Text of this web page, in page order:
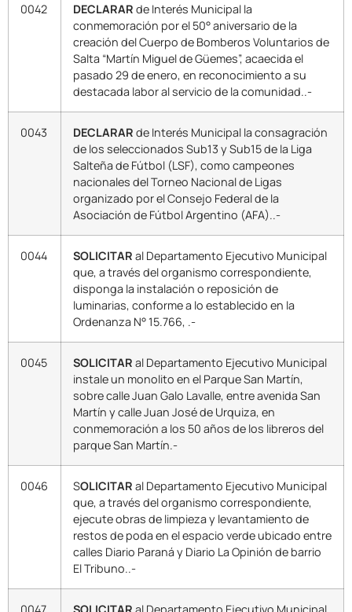
0042 DECLARAR de Interés Municipal la
conmemoración por el 50° aniversario de la
creación del Cuerpo de Bomberos Voluntarios de
Salta “Martín Miguel de Güemes”, acaecida el
pasado 29 de enero, en reconocimiento a su
destacada labor al servicio de la comunidad..-
0043 DECLARAR de Interés Municipal la consagración
de los seleccionados Sub13 y Sub15 de la Liga
Salteña de Fútbol (LSF), como campeones
nacionales del Torneo Nacional de Ligas
organizado por el Consejo Federal de la
Asociación de Fútbol Argentino (AFA)..-
0044 SOLICITAR al Departamento Ejecutivo Municipal
que, a través del organismo correspondiente,
disponga la instalación o reposición de
luminarias, conforme a lo establecido en la
Ordenanza N° 15.766, .-
0045 SOLICITAR al Departamento Ejecutivo Municipal
instale un monolito en el Parque San Martín,
sobre calle Juan Galo Lavalle, entre avenida San
Martín y calle Juan José de Urquiza, en
conmemoración a los 50 años de los libreros del
parque San Martín.-
0046 SOLICITAR al Departamento Ejecutivo Municipal
que, a través del organismo correspondiente,
ejecute obras de limpieza y levantamiento de
restos de poda en el espacio verde ubicado entre
calles Diario Paraná y Diario La Opinión de barrio
El Tribuno..-